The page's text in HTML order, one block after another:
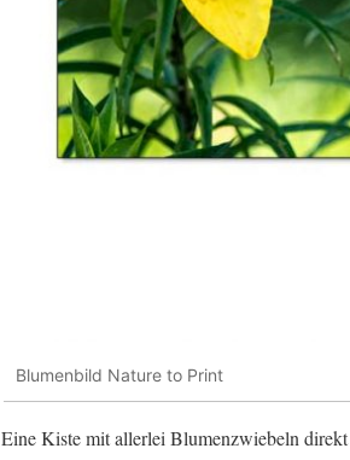
Blumenbild Nature to Print
Eine Kiste mit allerlei Blumenzwiebeln